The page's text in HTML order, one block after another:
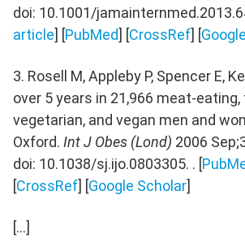
doi: 10.1001/
article] [PubMed] [CrossRef] [
3. Rosell M, Appleby P, Spencer E,
over 5 years in 21,966 meat-
vegetarian, and vegan men and
Oxford. Int J Obes (Lond) 2006
doi: 10.1038/sj.ijo.0803305. . [
[CrossRef] [Google Scholar]
[…]